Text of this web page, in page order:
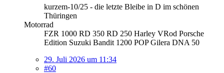
kurzem-10/25 - die letzte Bleibe in D im schönen
Thüringen
Motorrad
FZR 1000 RD 350 RD 250 Harley VRod Porsche
Edition Suzuki Bandit 1200 POP Gilera DNA 50
29. Juli 2026 um 11:34
#60